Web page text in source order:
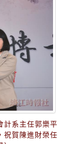
計系主任郭樂平
祝賀陳進財榮任